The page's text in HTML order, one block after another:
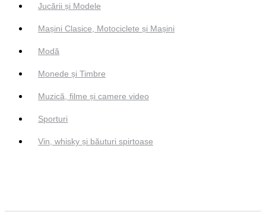
Jucării și Modele
Mașini Clasice, Motociclete și Mașini
Modă
Monede și Timbre
Muzică, filme și camere video
Sporturi
Vin, whisky și băuturi spirtoase